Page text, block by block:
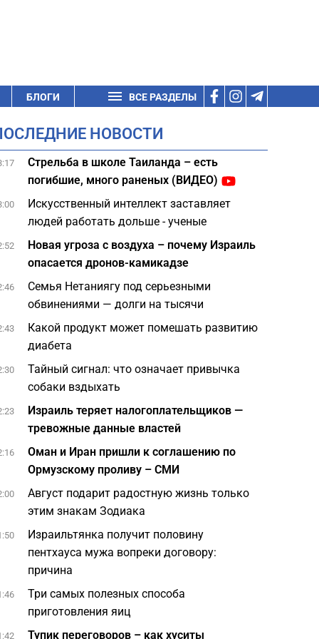
БЛОГИ ВСЕ РАЗДЕЛЫ
НОВОСТИ
Стрельба в школе Таиланда – есть
погибшие, много раненых (ВИДЕО)
Искусственный интеллект заставляет
людей работать дольше - ученые
Новая угроза с воздуха – почему Израиль
опасается дронов-камикадзе
Семья Нетаниягу под серьезными
обвинениями — долги на тысячи
Какой продукт может помешать развитию
диабета
Тайный сигнал: что означает привычка
собаки вздыхать
Израиль теряет налогоплательщиков —
тревожные данные властей
Оман и Иран пришли к соглашению по
Ормузскому проливу – СМИ
Август подарит радостную жизнь только
этим знакам Зодиака
Израильтянка получит половину
пентхауса мужа вопреки договору:
причина
Три самых полезных способа
приготовления яиц
Тупик переговоров – как хуситы